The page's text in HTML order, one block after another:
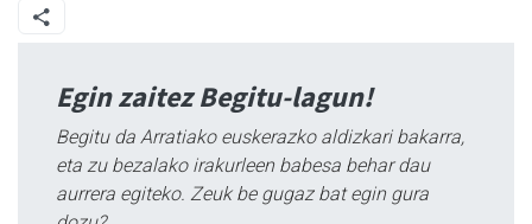
Egin zaitez Begitu-lagun!
Begitu da Arratiako euskerazko aldizkari bakarra,
eta zu bezalako irakurleen babesa behar dau
aurrera egiteko. Zeuk be gugaz bat egin gura